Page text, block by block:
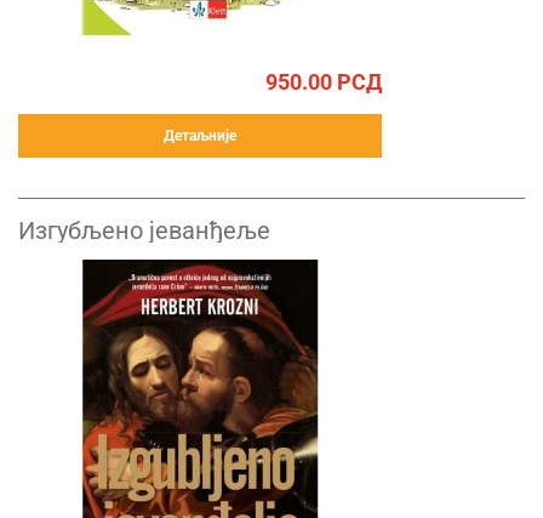
950.00 РСД
Детаљније
Изгубљено јеванђеље